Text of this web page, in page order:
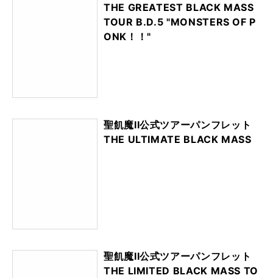
THE GREATEST BLACK MASS
TOUR B.D.5 "MONSTERS OF P
ONK！！"
聖飢魔II公式ツアーパンフレット
THE ULTIMATE BLACK MASS
聖飢魔II公式ツアーパンフレット
THE LIMITED BLACK MASS TO